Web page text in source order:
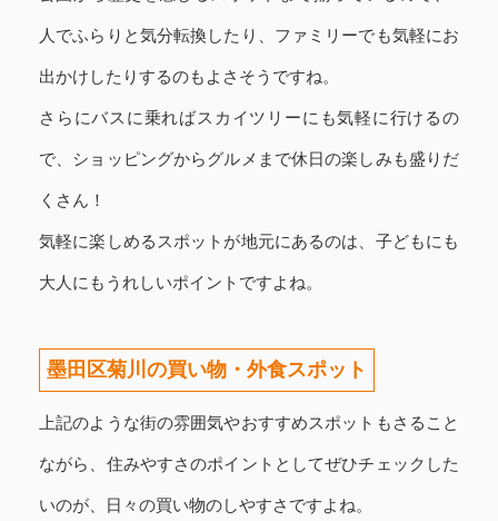
人でふらりと気分転換したり、ファミリーでも気軽にお
出かけしたりするのもよさそうですね。
さらにバスに乗ればスカイツリーにも気軽に行けるの
で、ショッピングからグルメまで休日の楽しみも盛りだ
くさん！
気軽に楽しめるスポットが地元にあるのは、子どもにも
大人にもうれしいポイントですよね。
墨田区菊川の買い物・外食スポット
上記のような街の雰囲気やおすすめスポットもさること
ながら、住みやすさのポイントとしてぜひチェックした
いのが、日々の買い物のしやすさですよね。